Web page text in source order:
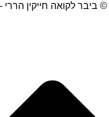
ביבר לקואה חייקין הררי